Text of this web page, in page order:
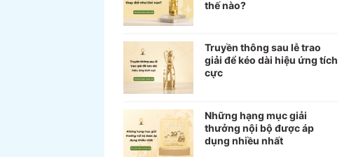
thế nào?
Truyền thông sau lễ trao
giải để kéo dài hiệu ứng tích
cực
Những hạng mục giải
thưởng nội bộ được áp
dụng nhiều nhất